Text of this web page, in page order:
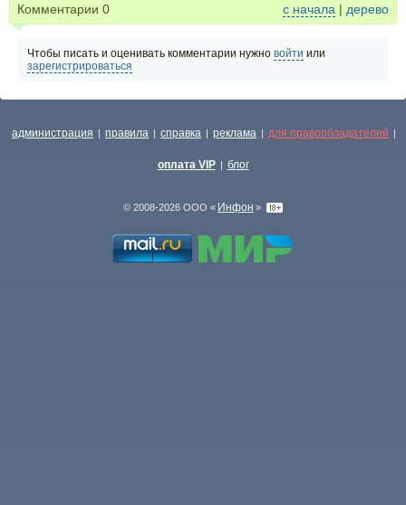
Комментарии 0 с начала | дерево
Чтобы писать и оценивать комментарии нужно войти или
зарегистрироваться
администрация | правила | справка | реклама | для правообладателей |
оплата VIP | блог
© 2008-2026 ООО « Инфон »